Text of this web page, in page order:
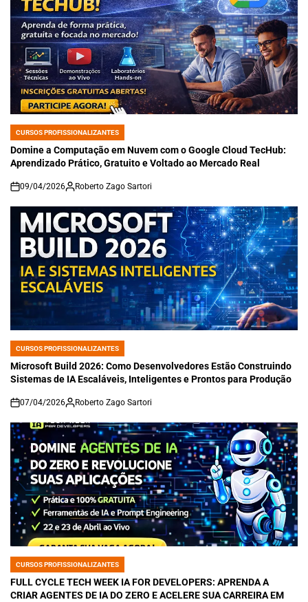
POSTED
IN
CURSOS PROFISSIONALIZANTES
Domine a Computação em Nuvem com o Google Cloud TecHub:
Aprendizado Prático, Gratuito e Voltado ao Mercado Real
on
09/04/2026 Roberto Zago Sartori
POSTED
IN
CURSOS PROFISSIONALIZANTES
Microsoft Build 2026: Como Desenvolvedores Estão Construindo
Sistemas de IA Escaláveis, Inteligentes e Prontos para Produção
on
07/04/2026 Roberto Zago Sartori
POSTED
IN
CURSOS PROFISSIONALIZANTES
FULL CYCLE TECH WEEK IA FOR DEVELOPERS: APRENDA A
CRIAR AGENTES DE IA DO ZERO E ACELERE SUA CARREIRA EM